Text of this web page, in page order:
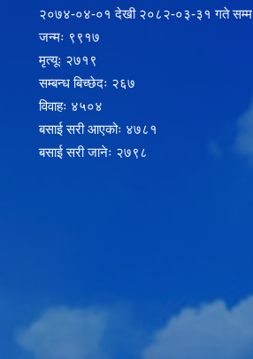
२‍०७४-०४-०१ देखी २०८२-०३-३१ गते सम्म
जन्मः ९९१७
मृत्यूः २७१९
सम्बन्ध बिच्छेदः २६७
विवाहः ४५०४
बसाई सरी आएकोः ४७८१
बसाई सरी जानेः २७९८